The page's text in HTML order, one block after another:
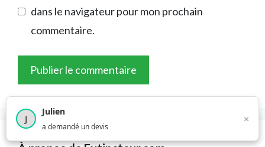
dans le navigateur pour mon prochain
commentaire.
1 375 utilisateurs ce mois-ci
J
Julien
a demandé un devis
×